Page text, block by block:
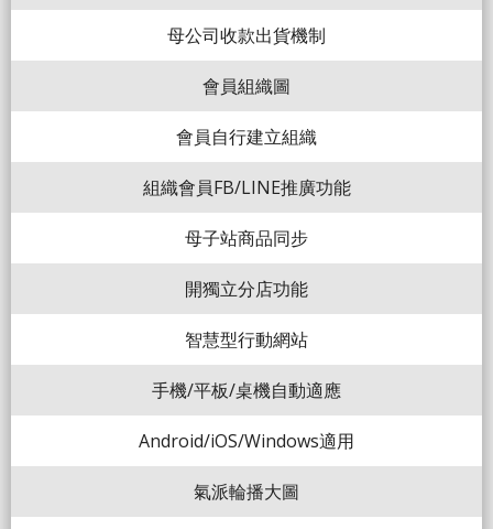
母公司收款出貨機制
會員組織圖
會員自行建立組織
組織會員FB/LINE推廣功能
母子站商品同步
開獨立分店功能
智慧型行動網站
手機/平板/桌機自動適應
Android/iOS/Windows適用
氣派輪播大圖